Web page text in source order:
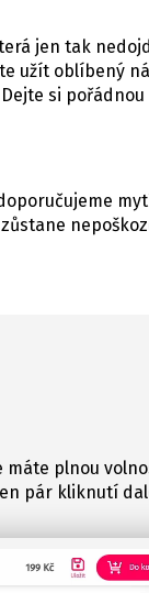
jen tak
užít oblíbený
si
plnou
pár kliknutí